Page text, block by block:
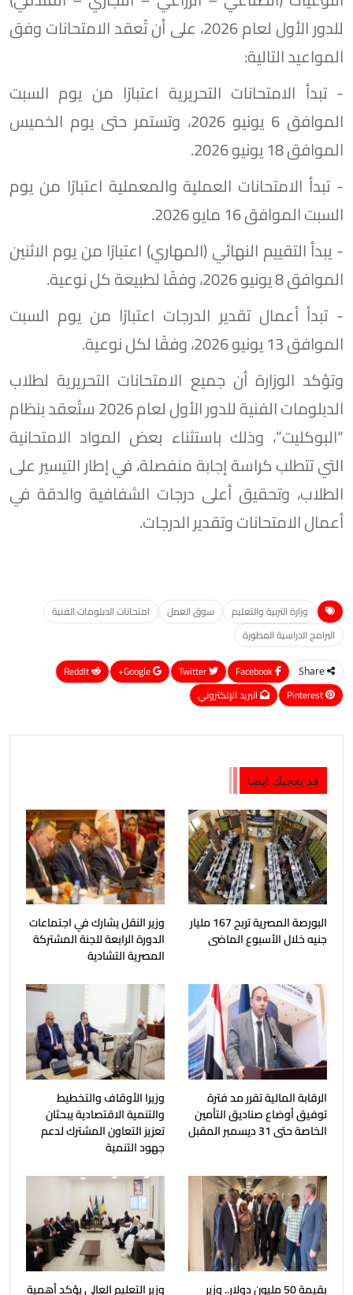
للدور الأول لعام 2026، على أن تُعقد الامتحانات وفق
المواعيد التالية:
- تبدأ الامتحانات التحريرية اعتبارًا من يوم السبت
الموافق 6 يونيو 2026، وتستمر حتى يوم الخميس
الموافق 18 يونيو 2026.
- تبدأ الامتحانات العملية والمعملية اعتبارًا من يوم
السبت الموافق 16 مايو 2026.
- يبدأ التقييم النهائي (المهاري) اعتبارًا من يوم الاثنين
الموافق 8 يونيو 2026، وفقًا لطبيعة كل نوعية.
- تبدأ أعمال تقدير الدرجات اعتبارًا من يوم السبت
الموافق 13 يونيو 2026، وفقًا لكل نوعية.
وتؤكد الوزارة أن جميع الامتحانات التحريرية لطلاب
الدبلومات الفنية للدور الأول لعام 2026 ستُعقد بنظام
“البوكليت”، وذلك باستثناء بعض المواد الامتحانية
التي تتطلب كراسة إجابة منفصلة، في إطار التيسير على
الطلاب، وتحقيق أعلى درجات الشفافية والدقة في
أعمال الامتحانات وتقدير الدرجات.
وزارة التربية والتعليم سوق العمل
امتحانات الدبلومات الفنية
البرامج الدراسية المطورة
Share
Google+
ReddIt
Pinterest
البريد الإلكتروني
قد يعجبك ايضا
البورصة المصرية تربح 167 مليار
جنيه خلال الأسبوع الماضى
وزير النقل يشارك في اجتماعات
الدورة الرابعة للجنة المشتركة
المصرية التشادية
الرقابة المالية تقرر مد فترة
توفيق أوضاع صناديق التأمين
الخاصة حتى 31 ديسمبر المقبل
وزيرا الأوقاف والتخطيط
والتنمية الاقتصادية يبحثان
تعزيز التعاون المشترك لدعم
جهود التنمية
بقيمة 50 مليون دولار.. وزير وزير التعليم العالي يؤكد أهمية